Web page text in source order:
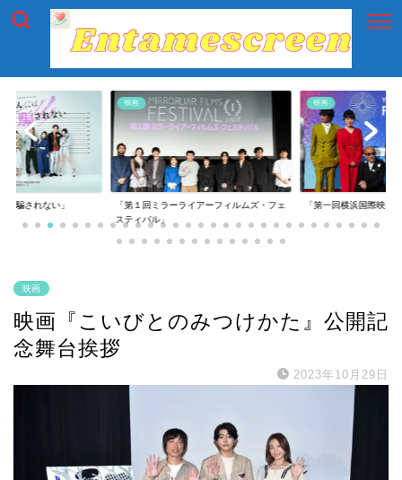
は騙されない」
映画
「第１回ミラーライアーフィルムズ・フェ
スティバル」
映画
「第一回横浜国際映画
映画
映画『こいびとのみつけかた』公開記
念舞台挨拶
2023年10月29日